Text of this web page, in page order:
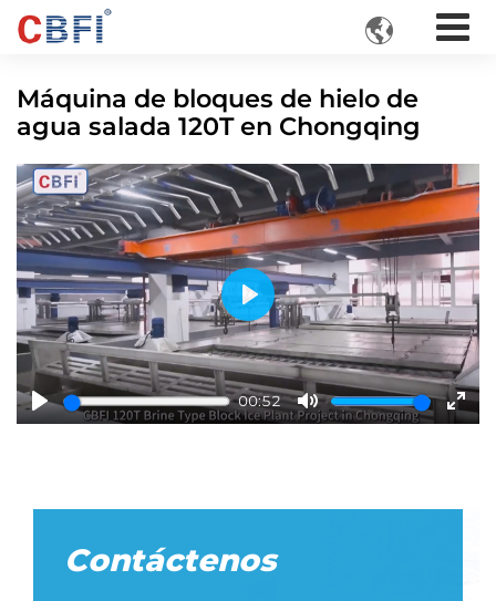

Máquina de bloques de hielo de
agua salada 120T en Chongqing
Play
00:52
Mute
Play
Contáctenos